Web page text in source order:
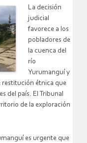
La decisión
judicial
favorece a los
pobladores de
la cuenca del
río
Yurumanguí y
restitución étnica que
del país. El Tribunal
de la exploración
es urgente que